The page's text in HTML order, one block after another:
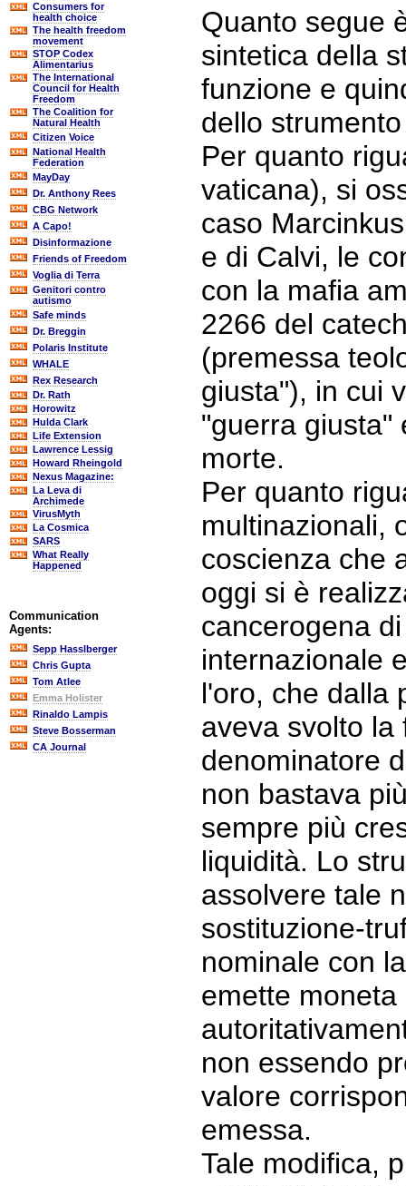
Consumers for
health choice
The health freedom
movement
STOP Codex
Alimentarius
The International
Council for Health
Freedom
The Coalition for
Natural Health
Citizen Voice
National Health
Federation
MayDay
Dr. Anthony Rees
CBG Network
A Capo!
Disinformazione
Friends of Freedom
Voglia di Terra
Genitori contro
autismo
Safe minds
Dr. Breggin
Polaris Institute
WHALE
Rex Research
Dr. Rath
Horowitz
Hulda Clark
Life Extension
Lawrence Lessig
Howard Rheingold
Nexus Magazine:
La Leva di
Archimede
VirusMyth
La Cosmica
SARS
What Really
Happened
Communication
Agents:
Sepp Hasslberger
Chris Gupta
Tom Atlee
Emma Holister
Rinaldo Lampis
Steve Bosserman
CA Journal
Quanto segue
sintetica della
funzione e
dello
Per quanto
vaticana), si
caso
e di Calvi, le
con la mafia
2266 del
(premessa
giusta"), in cui
"guerra giusta"
morte.
Per quanto
multinazionali,
coscienza che
oggi si è
cancerogena
internazionale
l'oro, che dalla
aveva svolto la
denominatore
non bastava
sempre più
liquidità. Lo
assolvere tale
sostituzione-
nominale con
emette
non essendo
valore
emessa.
Tale modifica,